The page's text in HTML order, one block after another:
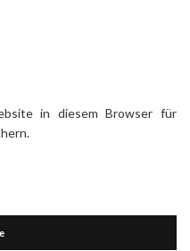
in diesem Browser für